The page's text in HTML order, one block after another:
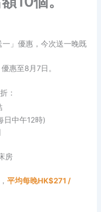
」優惠，今次送一晚既
惠至8月7日。
：
日中午12時)
房
平均每晚HK$271 /